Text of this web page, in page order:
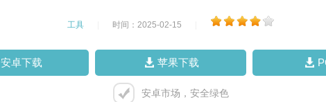
工具 时间：2025-02-15
安卓下载 苹果下载
安卓市场，安全绿色